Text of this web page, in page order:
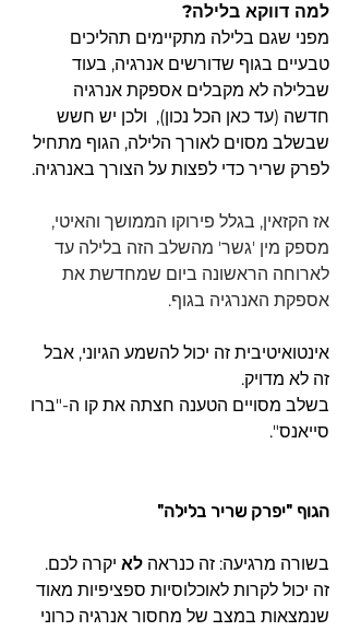
למה דווקא בלילה?
מפני שגם בלילה מתקיימים תהליכים
טבעיים בגוף שדורשים אנרגיה, בעוד
שבלילה לא מקבלים אספקת אנרגיה
חדשה (עד כאן הכל נכון),  ולכן יש חשש
שבשלב מסוים לאורך הלילה, הגוף מתחיל
לפרק שריר כדי לפצות על הצורך באנרגיה.
אז הקזאין, בגלל פירוקו הממושך והאיטי,
מספק מין 'גשר' מהשלב הזה בלילה עד
לארוחה הראשונה ביום שמחדשת את
אספקת האנרגיה בגוף.
אינטואיטיבית זה יכול להשמע הגיוני, אבל
זה לא מדויק.
בשלב מסויים הטענה חצתה את קו ה-"ברו
סייאנס".
הגוף "יפרק שריר בלילה"
בשורה מרגיעה: זה כנראה לא יקרה לכם.
זה יכול לקרות לאוכלוסיות ספציפיות מאוד
שנמצאות במצב של מחסור אנרגיה כרוני